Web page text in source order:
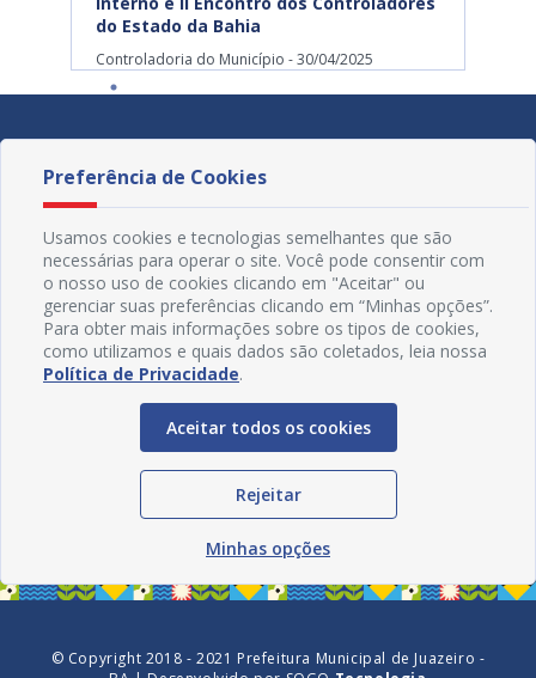
do Estado da Bahia
Controladoria do Município - 30/04/2025
© Copyright 2018 - 2021 Prefeitura Municipal de Juazeiro -
Preferência de Cookies
Usamos cookies e tecnologias semelhantes que são
necessárias para operar o site. Você pode consentir com
o nosso uso de cookies clicando em "Aceitar" ou
gerenciar suas preferências clicando em “Minhas opções”.
Para obter mais informações sobre os tipos de cookies,
como utilizamos e quais dados são coletados, leia nossa
Política de Privacidade.
Aceitar todos os cookies
Rejeitar
Minhas opções